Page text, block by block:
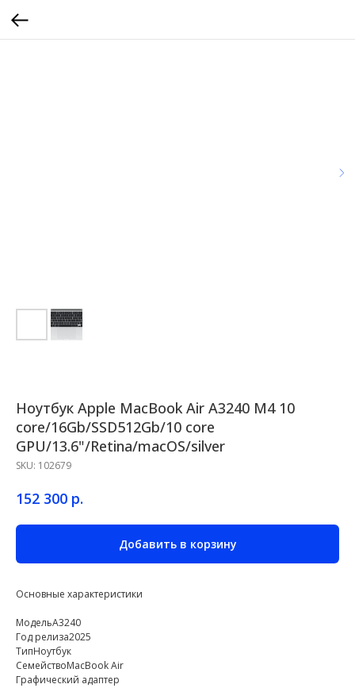
Ноутбук Apple MacBook Air A3240 M4 10
core/16Gb/SSD512Gb/10 core
GPU/13.6"/Retina/macOS/silver
SKU: 102679
152 300 р.
Добавить в корзину
Основные характеристики
МодельA3240
Год релиза2025
ТипНоутбук
СемействоMacBook Air
Графический адаптер